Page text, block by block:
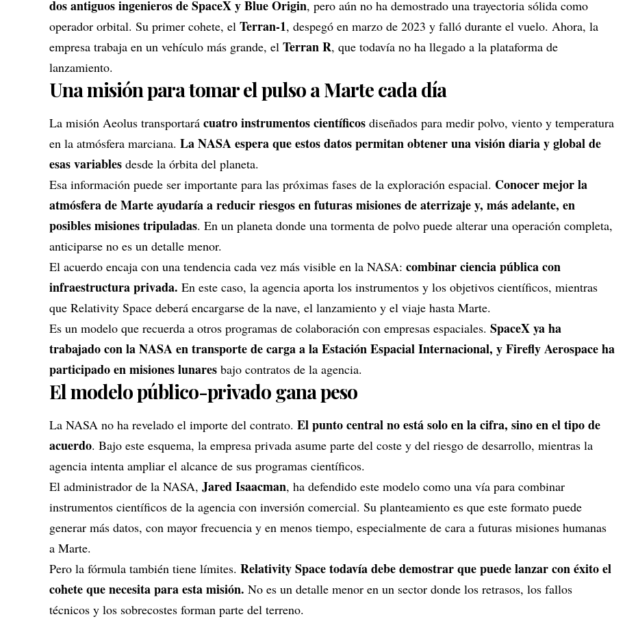
dos antiguos ingenieros de SpaceX y Blue Origin, pero aún no ha demostrado una trayectoria sólida como
operador orbital. Su primer cohete, el Terran-1, despegó en marzo de 2023 y falló durante el vuelo. Ahora, la
empresa trabaja en un vehículo más grande, el Terran R, que todavía no ha llegado a la plataforma de
lanzamiento.
Una misión para tomar el pulso a Marte cada día
La misión Aeolus transportará cuatro instrumentos científicos diseñados para medir polvo, viento y temperatura
en la atmósfera marciana. La NASA espera que estos datos permitan obtener una visión diaria y global de
esas variables desde la órbita del planeta.
Esa información puede ser importante para las próximas fases de la exploración espacial. Conocer mejor la
atmósfera de Marte ayudaría a reducir riesgos en futuras misiones de aterrizaje y, más adelante, en
posibles misiones tripuladas. En un planeta donde una tormenta de polvo puede alterar una operación completa,
anticiparse no es un detalle menor.
El acuerdo encaja con una tendencia cada vez más visible en la NASA: combinar ciencia pública con
infraestructura privada. En este caso, la agencia aporta los instrumentos y los objetivos científicos, mientras
que Relativity Space deberá encargarse de la nave, el lanzamiento y el viaje hasta Marte.
Es un modelo que recuerda a otros programas de colaboración con empresas espaciales. SpaceX ya ha
trabajado con la NASA en transporte de carga a la Estación Espacial Internacional, y Firefly Aerospace ha
participado en misiones lunares bajo contratos de la agencia.
El modelo público-privado gana peso
La NASA no ha revelado el importe del contrato. El punto central no está solo en la cifra, sino en el tipo de
acuerdo. Bajo este esquema, la empresa privada asume parte del coste y del riesgo de desarrollo, mientras la
agencia intenta ampliar el alcance de sus programas científicos.
El administrador de la NASA, Jared Isaacman, ha defendido este modelo como una vía para combinar
instrumentos científicos de la agencia con inversión comercial. Su planteamiento es que este formato puede
generar más datos, con mayor frecuencia y en menos tiempo, especialmente de cara a futuras misiones humanas
a Marte.
Pero la fórmula también tiene límites. Relativity Space todavía debe demostrar que puede lanzar con éxito el
cohete que necesita para esta misión. No es un detalle menor en un sector donde los retrasos, los fallos
técnicos y los sobrecostes forman parte del terreno.